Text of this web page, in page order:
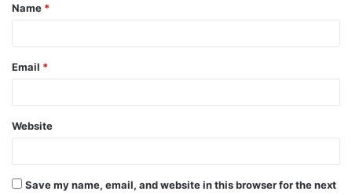
Name *
Email *
Website
Save my name, email, and website in this browser for the next